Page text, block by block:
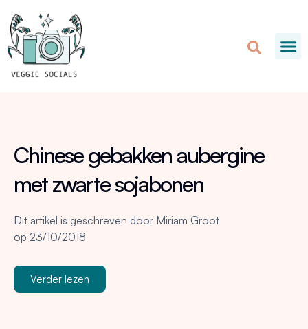
Chinese gebakken aubergine
met zwarte sojabonen
Dit artikel is geschreven door Miriam Groot
op 23/10/2018
Verder lezen